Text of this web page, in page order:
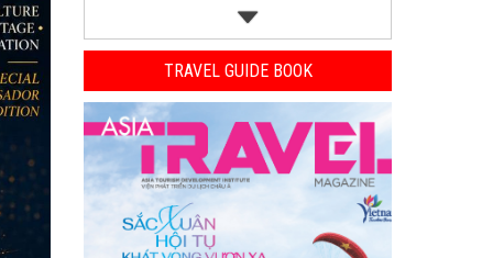
TRAVEL GUIDE BOOK
Previous